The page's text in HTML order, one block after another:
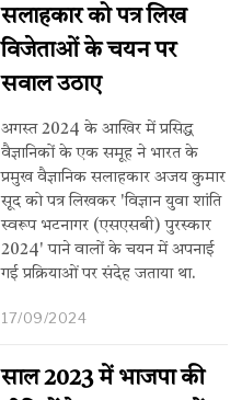
सलाहकार को पत्र लिख
विजेताओं के चयन पर
सवाल उठाए
अगस्त 2024 के आखिर में प्रसिद्ध
वैज्ञानिकों के एक समूह ने भारत के
प्रमुख वैज्ञानिक सलाहकार अजय कुमार
सूद को पत्र लिखकर 'विज्ञान युवा शांति
स्वरूप भटनागर (एसएसबी) पुरस्कार
2024' पाने वालों के चयन में अपनाई
गई प्रक्रियाओं पर संदेह जताया था.
17/09/2024
साल 2023 में भाजपा की